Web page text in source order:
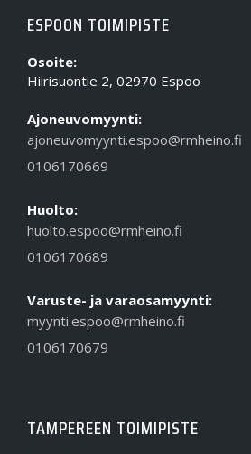
ESPOON TOIMIPISTE
Osoite:
Hiirisuontie 2, 02970 Espoo
Ajoneuvomyynti:
ajoneuvomyynti.espoo@rmheino.fi
0106170669
Huolto:
huolto.espoo@rmheino.fi
0106170689
Varuste- ja varaosamyynti:
myynti.espoo@rmheino.fi
0106170679
TAMPEREEN TOIMIPISTE